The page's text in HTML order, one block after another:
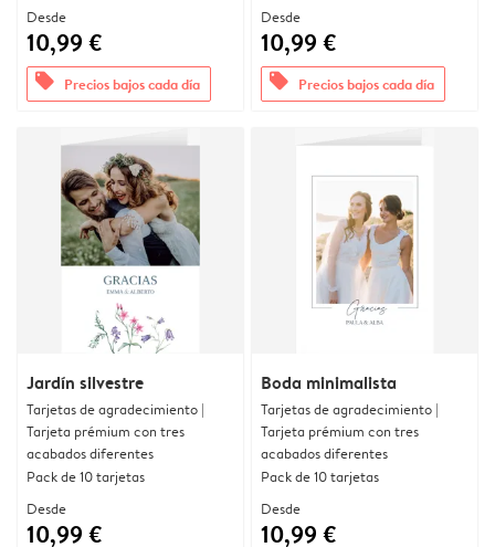
Desde
10,99 €
offers Precios bajos cada día
Desde
10,99 €
offers Precios bajos cada día
Jardín silvestre
Tarjetas de agradecimiento |
Tarjeta prémium con tres
acabados diferentes
Pack de 10 tarjetas
Desde
10,99 €
Boda minimalista
Tarjetas de agradecimiento |
Tarjeta prémium con tres
acabados diferentes
Pack de 10 tarjetas
Desde
10,99 €